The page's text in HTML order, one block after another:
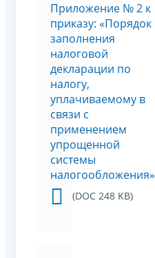
Приложение № 2 к
приказу: «Порядок
заполнения
налоговой
декларации по
налогу,
уплачиваемому в
связи с
применением
упрощенной
системы
налогообложения»
(DOC 248 KB)